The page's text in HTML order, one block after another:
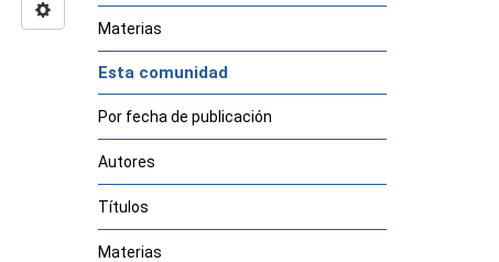
Materias
Esta comunidad
Por fecha de publicación
Autores
Títulos
Materias